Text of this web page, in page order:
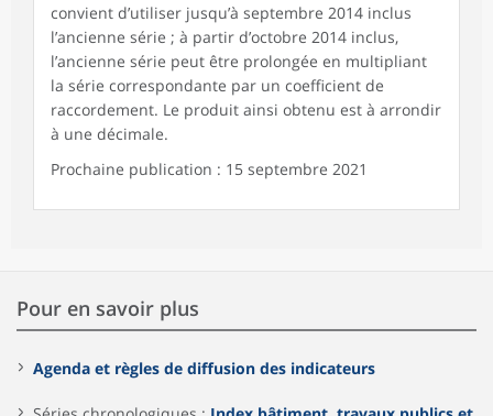
convient d’utiliser jusqu’à septembre 2014 inclus
l’ancienne série ; à partir d’octobre 2014 inclus,
l’ancienne série peut être prolongée en multipliant
la série correspondante par un coefficient de
raccordement. Le produit ainsi obtenu est à arrondir
à une décimale.
Prochaine publication : 15 septembre 2021
Pour en savoir plus
Agenda et règles de diffusion des indicateurs